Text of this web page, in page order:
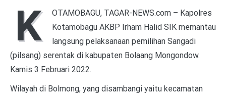
K
OTAMOBAGU, TAGAR-NEWS.com – Kapolres
Kotamobagu AKBP Irham Halid SIK memantau
langsung pelaksanaan pemilihan Sangadi
(pilsang) serentak di kabupaten Bolaang Mongondow.
Kamis 3 Februari 2022.
Wilayah di Bolmong, yang disambangi yaitu kecamatan